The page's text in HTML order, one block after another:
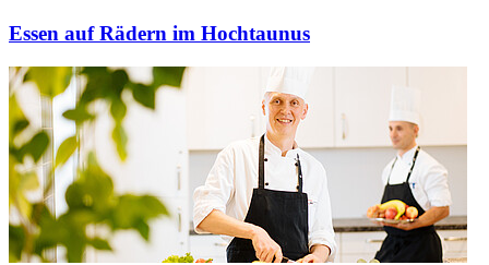
Essen auf Rädern im Hochtaunus